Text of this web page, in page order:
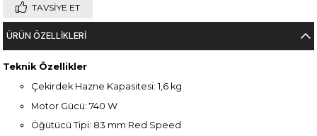
TAVSIYE ET
ÜRÜN ÖZELLIKLERI
Teknik Özellikler
Çekirdek Hazne Kapasitesi: 1,6 kg
Motor Gücü: 740 W
Öğütücü Tipi: 83 mm Red Speed